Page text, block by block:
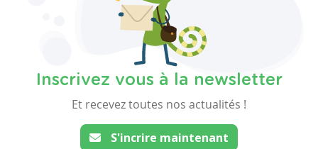
Inscrivez vous à la newsletter
Et recevez toutes nos actualités !
S'incrire maintenant